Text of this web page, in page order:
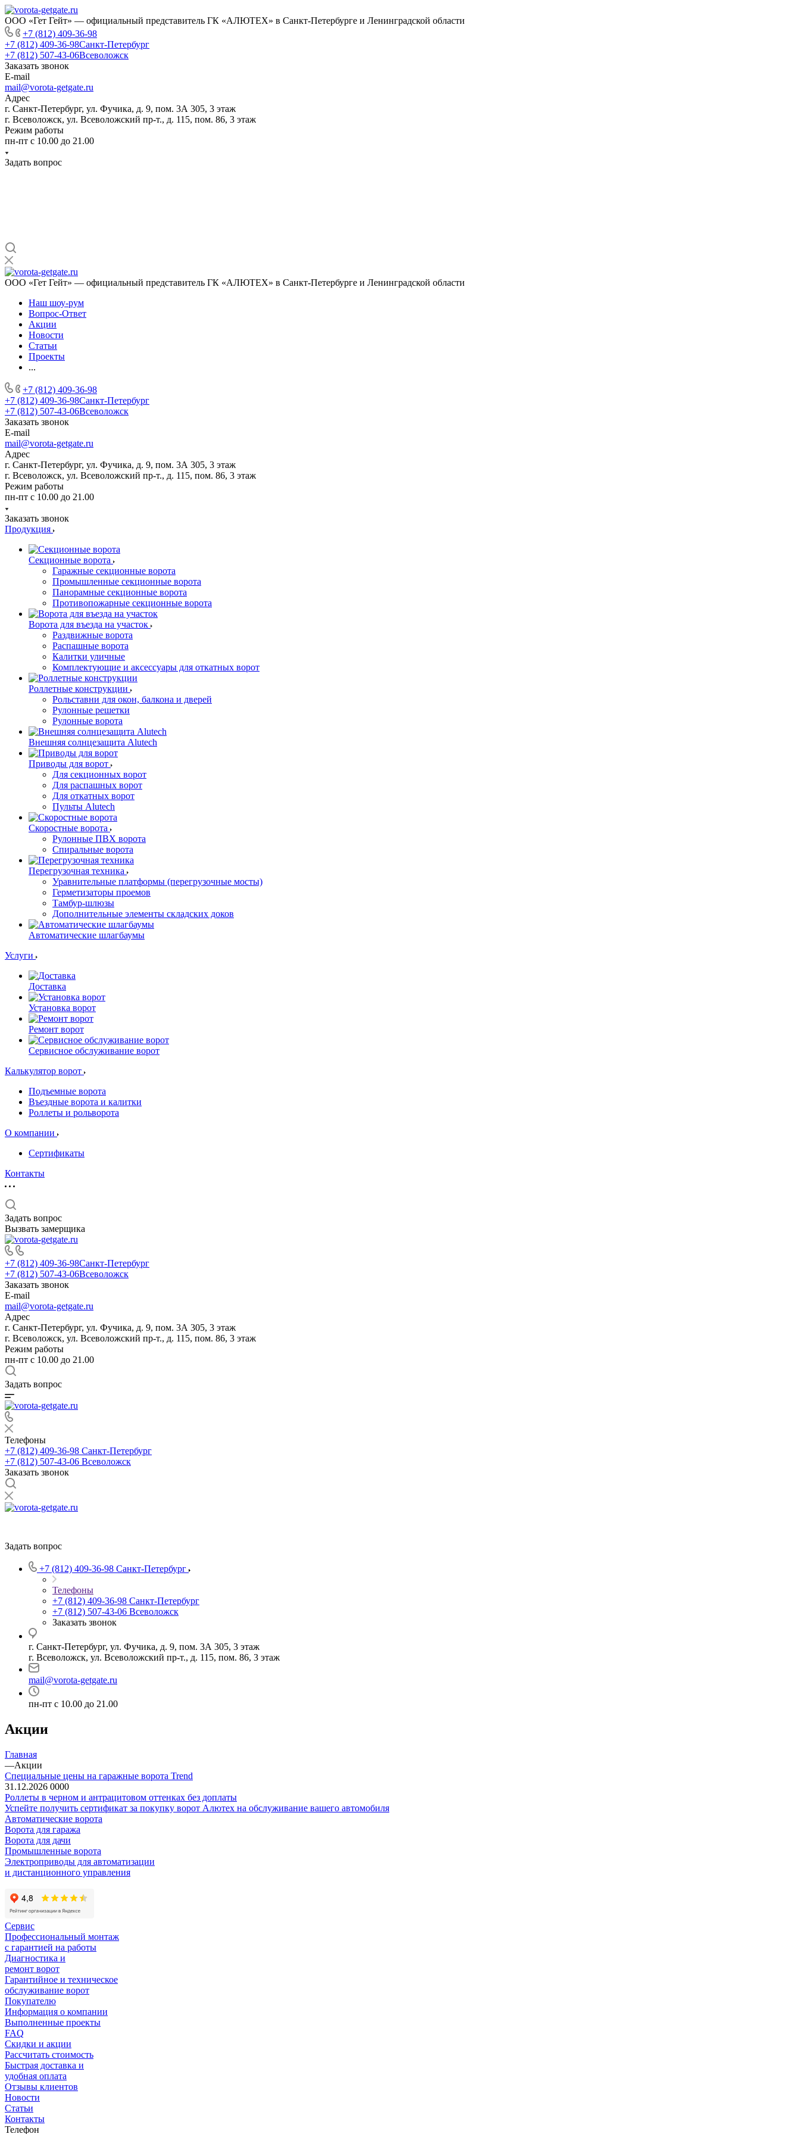
ООО «Гет Гейт» — официальный представитель ГК «АЛЮТЕХ» в Санкт-Петербурге и Ленинградской области
+7 (812) 409-36-98
+7 (812) 409-36-98Санкт-Петербург
+7 (812) 507-43-06Всеволожск
Заказать звонок
E-mail
mail@vorota-getgate.ru
Адрес
г. Санкт-Петербург, ул. Фучика, д. 9, пом. 3А 305, 3 этаж
г. Всеволожск, ул. Всеволожский пр-т., д. 115, пом. 86, 3 этаж
Режим работы
пн-пт c 10.00 до 21.00
Задать вопрос
ООО «Гет Гейт» — официальный представитель ГК «АЛЮТЕХ» в Санкт-Петербурге и Ленинградской области
Наш шоу-рум
Вопрос-Ответ
Акции
Новости
Статьи
Проекты
...
+7 (812) 409-36-98
+7 (812) 409-36-98Санкт-Петербург
+7 (812) 507-43-06Всеволожск
Заказать звонок
E-mail
mail@vorota-getgate.ru
Адрес
г. Санкт-Петербург, ул. Фучика, д. 9, пом. 3А 305, 3 этаж
г. Всеволожск, ул. Всеволожский пр-т., д. 115, пом. 86, 3 этаж
Режим работы
пн-пт c 10.00 до 21.00
Заказать звонок
Продукция
Секционные ворота
Гаражные секционные ворота
Промышленные секционные ворота
Панорамные секционные ворота
Противопожарные секционные ворота
Ворота для въезда на участок
Раздвижные ворота
Распашные ворота
Калитки уличные
Комплектующие и аксессуары для откатных ворот
Роллетные конструкции
Рольставни для окон, балкона и дверей
Рулонные решетки
Рулонные ворота
Внешняя солнцезащита Alutech
Приводы для ворот
Для секционных ворот
Для распашных ворот
Для откатных ворот
Пульты Alutech
Скоростные ворота
Рулонные ПВХ ворота
Спиральные ворота
Перегрузочная техника
Уравнительные платформы (перегрузочные мосты)
Герметизаторы проемов
Тамбур-шлюзы
Дополнительные элементы складских доков
Автоматические шлагбаумы
Услуги
Доставка
Установка ворот
Ремонт ворот
Сервисное обслуживание ворот
Калькулятор ворот
Подъемные ворота
Въездные ворота и калитки
Роллеты и рольворота
О компании
Сертификаты
Контакты
Задать вопрос
Вызвать замерщика
+7 (812) 409-36-98Санкт-Петербург
+7 (812) 507-43-06Всеволожск
Заказать звонок
E-mail
mail@vorota-getgate.ru
Адрес
г. Санкт-Петербург, ул. Фучика, д. 9, пом. 3А 305, 3 этаж
г. Всеволожск, ул. Всеволожский пр-т., д. 115, пом. 86, 3 этаж
Режим работы
пн-пт c 10.00 до 21.00
Задать вопрос
Телефоны
+7 (812) 409-36-98 Санкт-Петербург
+7 (812) 507-43-06 Всеволожск
Заказать звонок
Задать вопрос
+7 (812) 409-36-98 Санкт-Петербург
Телефоны
+7 (812) 409-36-98 Санкт-Петербург
+7 (812) 507-43-06 Всеволожск
Заказать звонок
г. Санкт-Петербург, ул. Фучика, д. 9, пом. 3А 305, 3 этаж
г. Всеволожск, ул. Всеволожский пр-т., д. 115, пом. 86, 3 этаж
mail@vorota-getgate.ru
пн-пт c 10.00 до 21.00
Акции
Главная
—Акции
Специальные цены на гаражные ворота Trend
31.12.2026 0000
Роллеты в черном и антрацитовом оттенках без доплаты
Успейте получить сертификат за покупку ворот Алютех на обслуживание вашего автомобиля
Автоматические ворота
Ворота для гаража
Ворота для дачи
Промышленные ворота
Электроприводы для автоматизации
и дистанционного управления
Сервис
Профессиональный монтаж
с гарантией на работы
Диагностика и
ремонт ворот
Гарантийное и техническое
обслуживание ворот
Покупателю
Информация о компании
Выполненные проекты
FAQ
Скидки и акции
Рассчитать стоимость
Быстрая доставка и
удобная оплата
Отзывы клиентов
Новости
Статьи
Контакты
Телефон